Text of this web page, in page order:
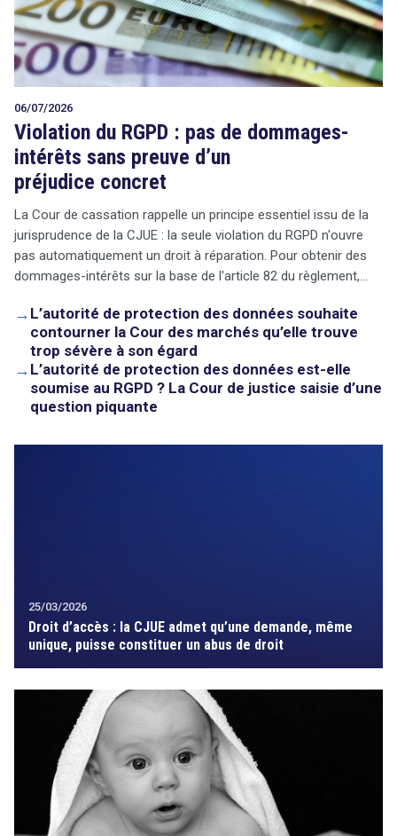
06/07/2026
Violation du RGPD : pas de dommages-
intérêts sans preuve d’un
préjudice concret
La Cour de cassation rappelle un principe essentiel issu de la
jurisprudence de la CJUE : la seule violation du RGPD n'ouvre
pas automatiquement un droit à réparation. Pour obtenir des
dommages-intérêts sur la base de l'article 82 du règlement,…
→ L’autorité de protection des données souhaite
contourner la Cour des marchés qu’elle trouve
trop sévère à son égard
→ L’autorité de protection des données est-elle
soumise au RGPD ? La Cour de justice saisie d’une
question piquante
25/03/2026
Droit d’accès : la CJUE admet qu’une demande, même
unique, puisse constituer un abus de droit